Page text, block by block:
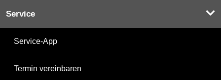
Service
Service-App
Termin vereinbaren